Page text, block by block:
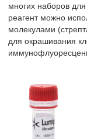
многих наборов
реагент можно
молекулами
для окрашивания